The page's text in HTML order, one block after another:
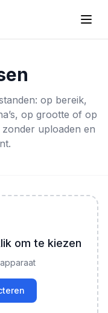
op bereik,
op grootte of op
uploaden en
om te kiezen